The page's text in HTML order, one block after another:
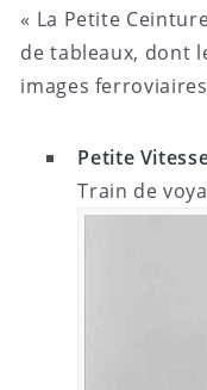
« La Petite
de tableaux, dont
images
Petite
Train de